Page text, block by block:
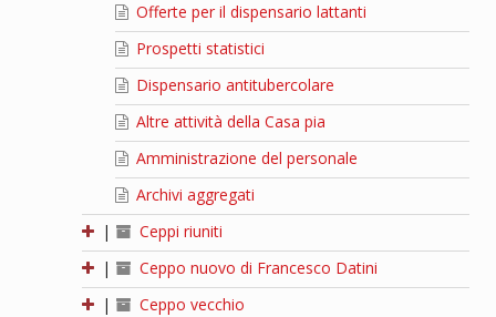
Offerte per il dispensario lattanti
Prospetti statistici
Dispensario antitubercolare
Altre attività della Casa pia
Amministrazione del personale
Archivi aggregati
|
Ceppi riuniti
|
Ceppo nuovo di Francesco Datini
|
Ceppo vecchio